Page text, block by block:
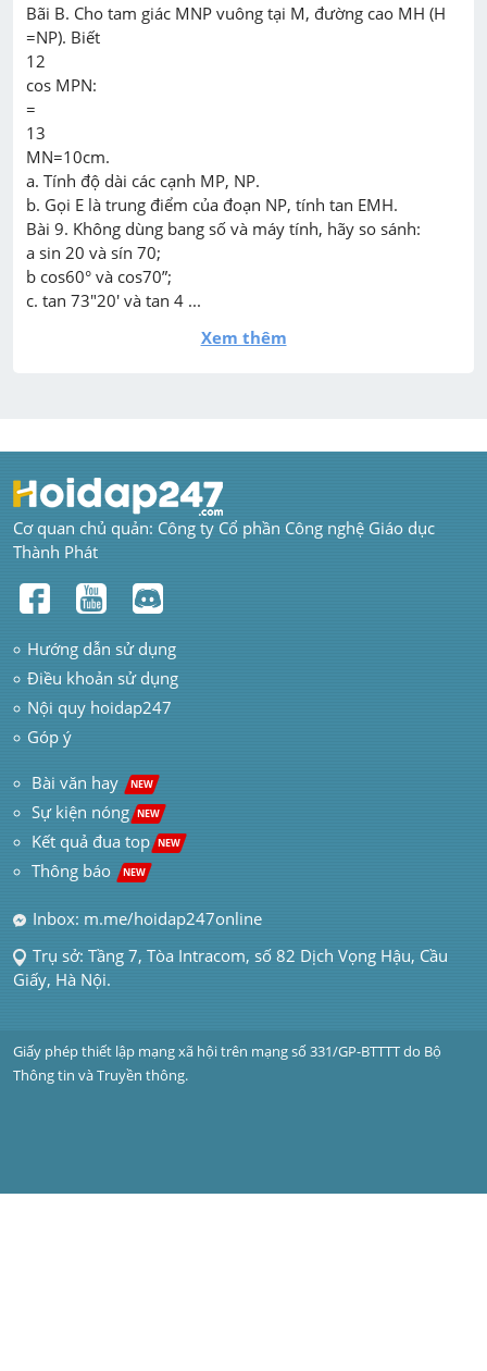
Bãi B. Cho tam giác MNP vuông tại M, đường cao MH (H
=NP). Biết
12
cos MPN:
=
13
MN=10cm.
a. Tính độ dài các cạnh MP, NP.
b. Gọi E là trung điểm của đoạn NP, tính tan EMH.
Bài 9. Không dùng bang số và máy tính, hãy so sánh:
a sin 20 và sín 70;
b cos60° và cos70”;
c. tan 73″20' và tan 4 ...
Xem thêm
Cơ quan chủ quản: Công ty Cổ phần Công nghệ Giáo dục
Thành Phát
Hướng dẫn sử dụng
Điều khoản sử dụng
Nội quy hoidap247
Góp ý
Bài văn hay NEW
Sự kiện nóng NEW
Kết quả đua top NEW
Thông báo NEW
Inbox: m.me/hoidap247online
Trụ sở: Tầng 7, Tòa Intracom, số 82 Dịch Vọng Hậu, Cầu
Giấy, Hà Nội.
Giấy phép thiết lập mạng xã hội trên mạng số 331/GP-BTTTT do Bộ
Thông tin và Truyền thông.